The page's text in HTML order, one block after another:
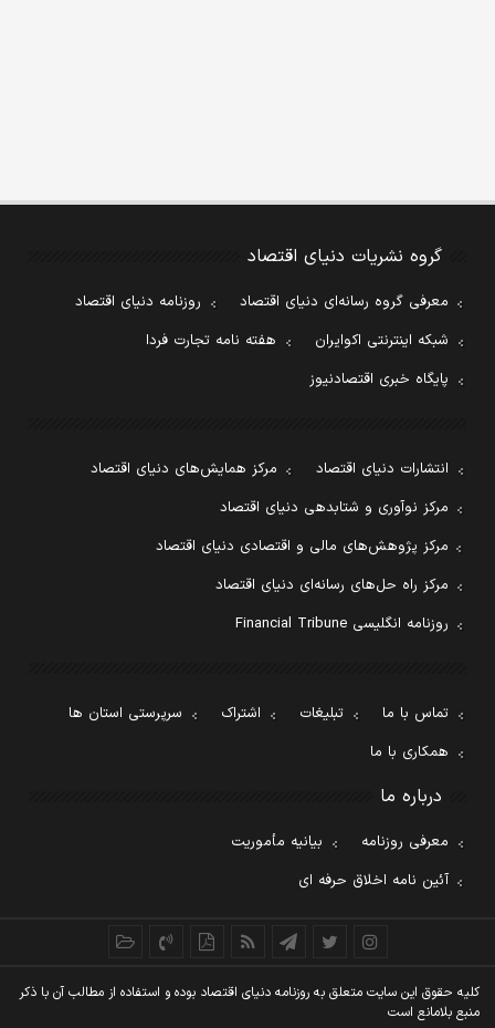
گروه نشریات دنیای اقتصاد
معرفی گروه رسانه‌ای دنیای اقتصاد
روزنامه دنیای اقتصاد
شبکه اینترنتی اکوایران
هفته نامه تجارت فردا
پایگاه خبری اقتصادنیوز
انتشارات دنیای اقتصاد
مرکز همایش‌های دنیای اقتصاد
مرکز نوآوری و شتابدهی دنیای اقتصاد
مرکز پژوهش‌های مالی و اقتصادی دنیای اقتصاد
مرکز راه حل‌های رسانه‌ای دنیای اقتصاد
روزنامه انگلیسی Financial Tribune
تماس با ما تبلیغات اشتراک
سرپرستی استان ها
همکاری با ما
درباره ما
معرفی روزنامه
بیانیه مأموریت
آئین نامه اخلاق حرفه ای
کليه حقوق اين سايت متعلق به روزنامه دنيای اقتصاد بوده و استفاده از مطالب آن با ذکر
منبع بلامانع است